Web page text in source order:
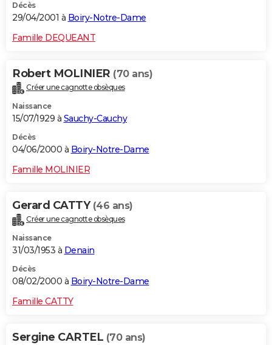
Décès
29/04/2001 à Boiry-Notre-Dame
Famille DEQUEANT
Robert MOLINIER (70 ans)
Créer une cagnotte obsèques
Naissance
15/07/1929 à Sauchy-Cauchy
Décès
04/06/2000 à Boiry-Notre-Dame
Famille MOLINIER
Gerard CATTY (46 ans)
Créer une cagnotte obsèques
Naissance
31/03/1953 à Denain
Décès
08/02/2000 à Boiry-Notre-Dame
Famille CATTY
Sergine CARTEL (70 ans)